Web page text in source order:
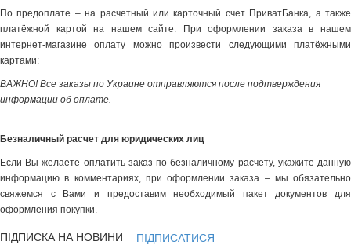
По предоплате – на расчетный или карточный счет ПриватБанка, а также
платёжной картой на нашем сайте. При оформлении заказа в нашем
интернет-магазине оплату можно произвести следующими платёжными
картами:
ВАЖНО! Все заказы по Украине отправляются после подтверждения
информации об оплате.
Безналичный расчет для юридических лиц
Если Вы желаете оплатить заказ по безналичному расчету, укажите данную
информацию в комментариях, при оформлении заказа – мы обязательно
свяжемся с Вами и предоставим необходимый пакет документов для
оформления покупки.
ПІДПИСКА НА НОВИНИ ПІДПИСАТИСЯ